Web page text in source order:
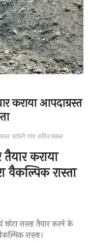
कराया आपदाग्रस्त
बटोली गांव सविन बंसल
कराया
वैकल्पिक रास्ता
रास्ता तैयार करने के
रास्ता।